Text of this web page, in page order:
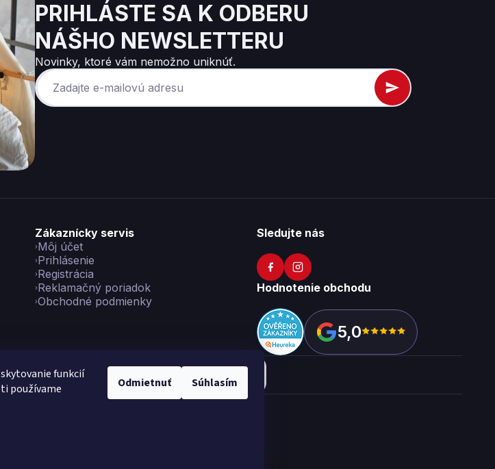
funkcií
používame
Odmietnuť Súhlasím
PRIHLÁSTE SA K ODBERU
NÁŠHO NEWSLETTERU
Novinky, ktoré vám nemožno uniknúť.
Zákaznícky servis
Môj účet
Prihlásenie
Registrácia
Reklamačný poriadok
Obchodné podmienky
Sledujte nás
Hodnotenie obchodu
5,0
vyhradené. Upraviť nastavenie cookies